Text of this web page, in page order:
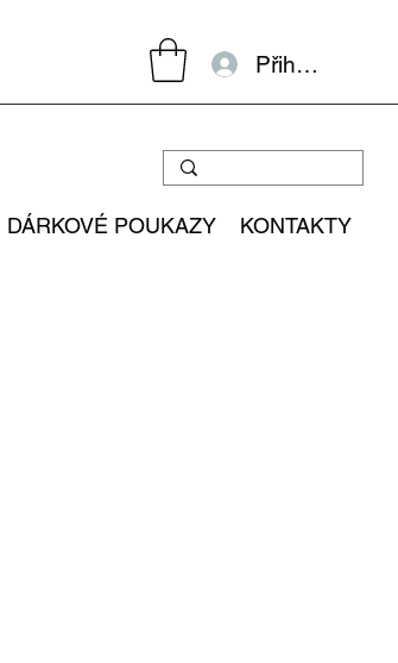
Přihlásit se
DÁRKOVÉ POUKAZY KONTAKTY